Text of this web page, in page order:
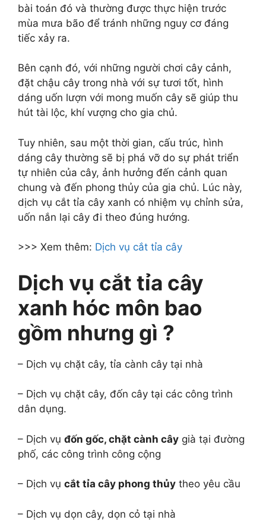
bài toán đó và thường được thực hiện trước
mùa mưa bão để tránh những nguy cơ đáng
tiếc xảy ra.
Bên cạnh đó, với những người chơi cây cảnh,
đặt chậu cây trong nhà với sự tươi tốt, hình
dáng uốn lượn với mong muốn cây sẽ giúp thu
hút tài lộc, khí vượng cho gia chủ.
Tuy nhiên, sau một thời gian, cấu trúc, hình
dáng cây thường sẽ bị phá vỡ do sự phát triển
tự nhiên của cây, ảnh hưởng đến cảnh quan
chung và đến phong thủy của gia chủ. Lúc này,
dịch vụ cắt tỉa cây xanh có nhiệm vụ chỉnh sửa,
uốn nắn lại cây đi theo đúng hướng.
>>> Xem thêm: Dịch vụ cắt tỉa cây
Dịch vụ cắt tỉa cây
xanh hóc môn bao
gồm nhưng gì ?
– Dịch vụ chặt cây, tỉa cành cây tại nhà
– Dịch vụ chặt cây, đốn cây tại các công trình
dân dụng.
– Dịch vụ đốn gốc, chặt cành cây già tại đường
phố, các công trình công cộng
– Dịch vụ cắt tỉa cây phong thủy theo yêu cầu
– Dịch vụ dọn cây, dọn cỏ tại nhà